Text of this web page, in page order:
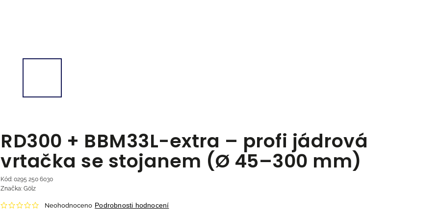
RD300 + BBM33L-extra – profi jádrová
vrtačka se stojanem (Ø 45–300 mm)
Kód: 0295 250 6030
Neohodnoceno Podrobnosti hodnocení
Značka:Gölz